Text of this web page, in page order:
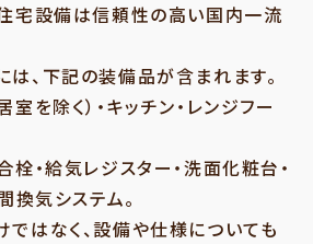
宅設備は信頼性の高い国内一流
、下記の装備品が含まれます。
を除く）・キッチン・レンジフー
栓・給気レジスター・洗面化粧台・
換気システム。
はなく、設備や仕様についても